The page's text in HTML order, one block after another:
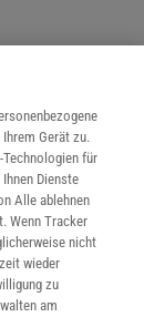
Kiosk:
Gerät zu.
für
Dienste
Alle ablehnen
Wenn Tracker
nicht
wieder
zu
am